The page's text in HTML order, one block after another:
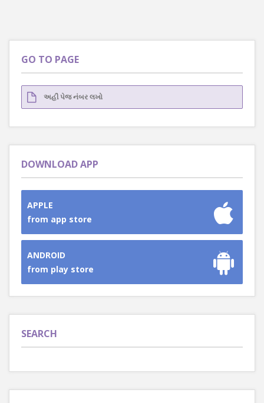
GO TO PAGE
DOWNLOAD APP
APPLE
from app store
ANDROID
from play store
SEARCH